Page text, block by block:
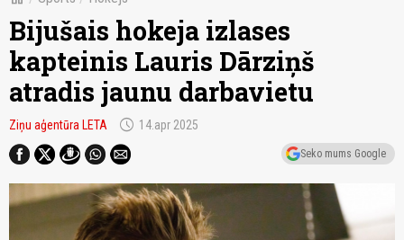
Bijušais hokeja izlases
kapteinis Lauris Dārziņš
atradis jaunu darbavietu
Ziņu aģentūra LETA schedule 14.apr 2025
Seko mums Google